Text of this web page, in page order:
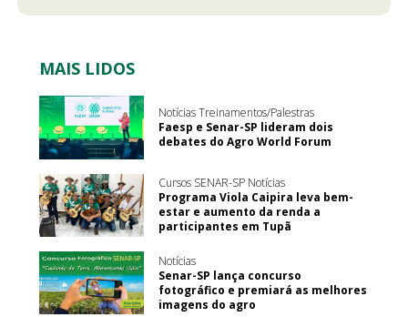
MAIS LIDOS
Notícias Treinamentos/Palestras
Faesp e Senar-SP lideram dois
debates do Agro World Forum
Cursos SENAR-SP Notícias
Programa Viola Caipira leva bem-
estar e aumento da renda a
participantes em Tupã
Notícias
Senar-SP lança concurso
fotográfico e premiará as melhores
imagens do agro